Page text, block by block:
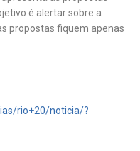
é alertar sobre a
propostas fiquem apenas
rio+20/noticia/?